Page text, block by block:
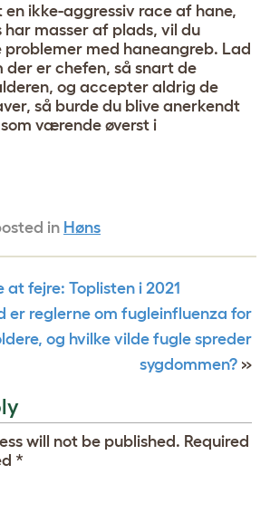
en ikke-aggressiv race af hane,
har masser af plads, vil du
med haneangreb. Lad
der er chefen, så snart de
og accepter aldrig de
så burde du blive anerkendt
værende øverst i
in Høns
fejre: Toplisten i 2021
er reglerne om fugleinfluenza for
og hvilke vilde fugle spreder
sygdommen? »
will not be published. Required
*